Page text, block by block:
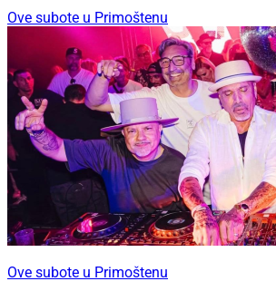
Ove subote u Primoštenu
Ove subote u Primoštenu